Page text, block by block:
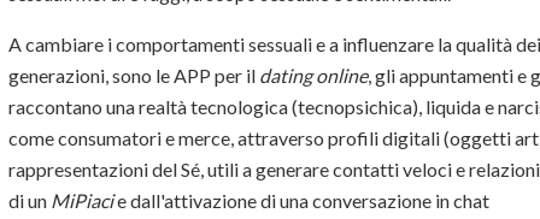
A cambiare i comportamenti sessuali e a influenzare la qualità
generazioni, sono le APP per il dating online, gli appuntamenti e
raccontano una realtà tecnologica (tecnopsichica), liquida e
come consumatori e merce, attraverso profili digitali (oggetti
rappresentazioni del Sé, utili a generare contatti veloci e
di un MiPiacie dall'attivazione di una conversazione in chat